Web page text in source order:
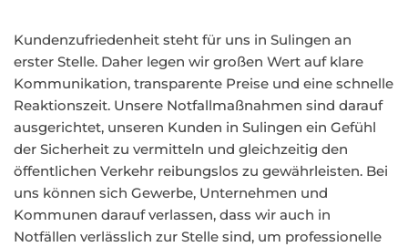
Kundenzufriedenheit steht für uns in Sulingen an
erster Stelle. Daher legen wir großen Wert auf klare
Kommunikation, transparente Preise und eine schnelle
Reaktionszeit. Unsere Notfallmaßnahmen sind darauf
ausgerichtet, unseren Kunden in Sulingen ein Gefühl
der Sicherheit zu vermitteln und gleichzeitig den
öffentlichen Verkehr reibungslos zu gewährleisten. Bei
uns können sich Gewerbe, Unternehmen und
Kommunen darauf verlassen, dass wir auch in
Notfällen verlässlich zur Stelle sind, um professionelle